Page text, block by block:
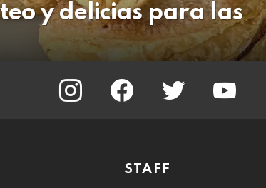
y delicias para las
instagram facebook twitter
STAFF